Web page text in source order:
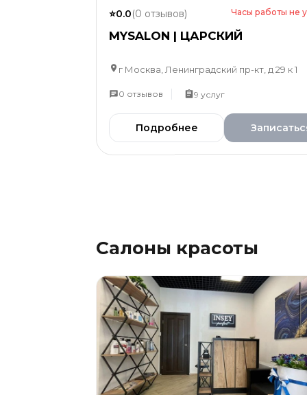
⭐0.0(0 отзывов) Часы работы не
MYSALON | ЦАРСКИЙ
г Москва, Ленинградский пр-кт, д 29 к 1
0 отзывов 9 услуг
Подробнее
Салоны красоты